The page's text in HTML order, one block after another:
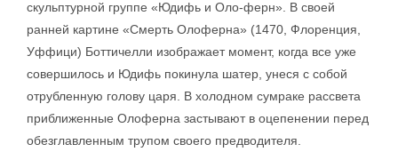
скульптурной группе «Юдифь и Оло-ферн». В своей
ранней картине «Смерть Олоферна» (1470, Флоренция,
Уффици) Боттичелли изображает момент, когда все уже
совершилось и Юдифь покинула шатер, унеся с собой
отрубленную голову царя. В холодном сумраке рассвета
приближенные Олоферна застывают в оцепенении перед
обезглавленным трупом своего предводителя.